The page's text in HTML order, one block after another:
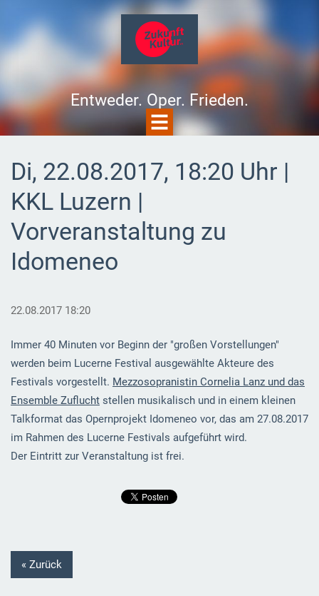
Entweder. Oper. Frieden.
Di, 22.08.2017, 18:20 Uhr |
KKL Luzern |
Vorveranstaltung zu
Idomeneo
22.08.2017 18:20
Immer 40 Minuten vor Beginn der "großen Vorstellungen"
werden beim Lucerne Festival ausgewählte Akteure des
Festivals vorgestellt. Mezzosopranistin Cornelia Lanz und das
Ensemble Zufluchtstellen musikalisch und in einem kleinen
Talkformat das Opernprojekt Idomeneo vor, das am 27.08.2017
im Rahmen des Lucerne Festivals aufgeführt wird.
Der Eintritt zur Veranstaltung ist frei.
« Zurück